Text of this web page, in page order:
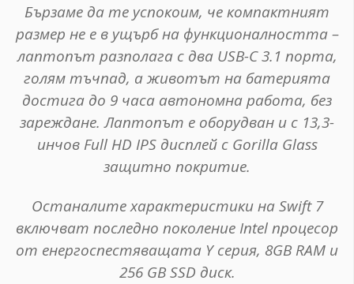
Бързаме да те успокоим, че компактният
размер не е в ущърб на функционалността –
лаптопът разполага с два USB-C 3.1 порта,
голям тъчпад, а животът на батерията
достига до 9 часа автономна работа, без
зареждане. Лаптопът е оборудван и с 13,3-
инчов Full HD IPS дисплей с Gorilla Glass
защитно покритие.
Останалите характеристики на Swift 7
включват последно поколение Intel процесор
от енергоспестяващата Y серия, 8GB RАМ и
256 GB SSD диск.